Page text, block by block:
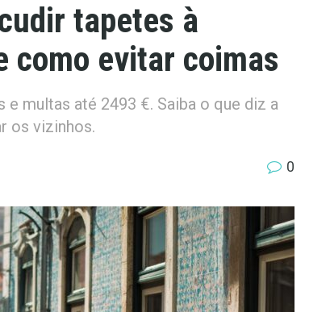
tapetes à
como evitar coimas
multas até 2493 €. Saiba o que diz a
os vizinhos.
0